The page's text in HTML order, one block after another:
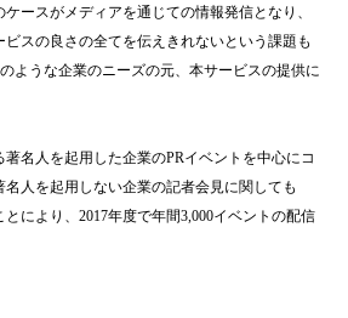
ースがメディアを通じての情報発信となり、
スの良さの全てを伝えきれないという課題も
ような企業のニーズの元、本サービスの提供に
名人を起用した企業のPRイベントを中心にコ
人を起用しない企業の記者会見に関しても
により、2017年度で年間3,000イベントの配信